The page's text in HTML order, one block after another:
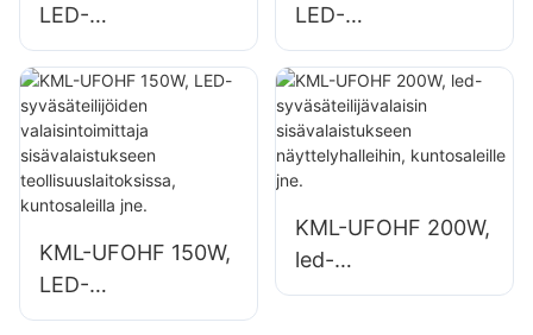
LED-
korkeasäteilijöiden
valaisintoimittaja
teollisuuslaitoksiin,
varastoihin ja
muihin
sisävalaistussovellu
ksiin.
LED-
korkeasäteilijöiden
valaisintoimittaja
teollisuuslaitoksiin,
varastoihin ja
muihin
ksiin.
KML-UFOHF 150W,
LED-
syväsäteilijöiden
KML-UFOHF 200W,
led-
syväsäteilijävalaisin